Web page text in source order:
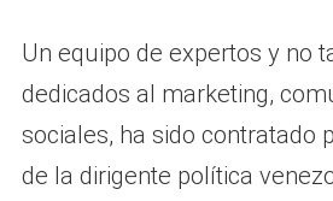
Un equipo de expertos y no
dedicados al marketing,
sociales, ha sido contratado
de la dirigente política